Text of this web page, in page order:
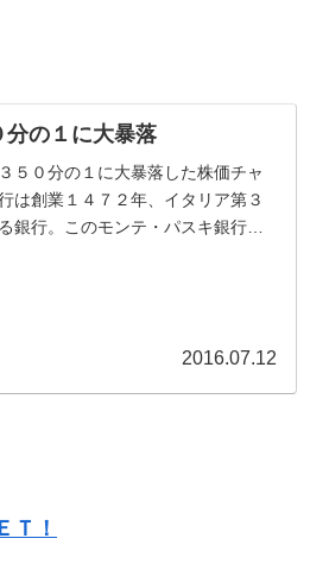
分の１に大暴落
０分の１に大暴落した株価チャ
は創業１４７２年、イタリア第３
銀行。このモンテ・パスキ銀行が
2016.07.12
Ｔ！